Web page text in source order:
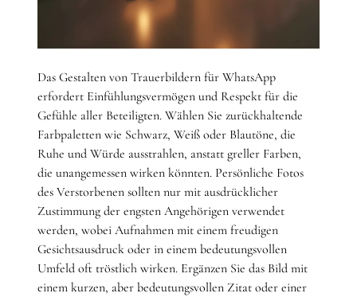
Das Gestalten von Trauerbildern für WhatsApp
erfordert Einfühlungsvermögen und Respekt für die
Gefühle aller Beteiligten. Wählen Sie zurückhaltende
Farbpaletten wie Schwarz, Weiß oder Blautöne, die
Ruhe und Würde ausstrahlen, anstatt greller Farben,
die unangemessen wirken könnten. Persönliche Fotos
des Verstorbenen sollten nur mit ausdrücklicher
Zustimmung der engsten Angehörigen verwendet
werden, wobei Aufnahmen mit einem freudigen
Gesichtsausdruck oder in einem bedeutungsvollen
Umfeld oft tröstlich wirken. Ergänzen Sie das Bild mit
einem kurzen, aber bedeutungsvollen Zitat oder einer